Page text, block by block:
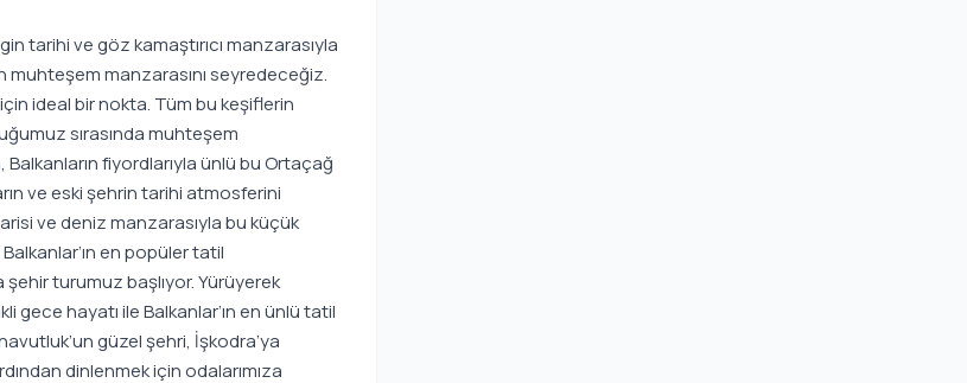
tarihi ve göz kamaştırıcı manzarasıyla
muhteşem manzarasını seyredeceğiz.
ideal bir nokta. Tüm bu keşiflerin
sırasında muhteşem
Balkanların fiyordlarıyla ünlü bu Ortaçağ
ve eski şehrin tarihi atmosferini
ve deniz manzarasıyla bu küçük
en popüler tatil
turumuz başlıyor. Yürüyerek
hayatı ile Balkanlar’ın en ünlü tatil
güzel şehri, İşkodra’ya
dinlenmek için odalarımıza